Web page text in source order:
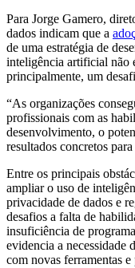
Para Jorge Gamero,
dados indicam que a
de uma estratégia de
inteligência artificial não
principalmente, um
“As organizações
profissionais com as
desenvolvimento, o
resultados concretos
Entre os principais
ampliar o uso de
privacidade de dados e
desafios a falta de
insuficiência de
evidencia a necessidade
com novas ferramentas e